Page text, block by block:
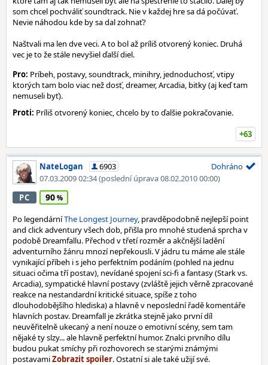
som chcel pochváliť soundtrack. Nie v každej hre sa dá počúvať.
Nevie náhodou kde by sa dal zohnať?
Naštvali ma len dve veci. A to bol až príliš otvorený koniec. Druhá
vec je to že stále nevyšiel ďalší diel.
Pro: Príbeh, postavy, soundtrack, minihry, jednoduchosť, vtipy
ktorých tam bolo viac než dosť, dreamer, Arcadia, bitky (aj keď tam
nemuseli byť).
Proti: Príliš otvorený koniec, chcelo by to ďalšie pokračovanie.
+63
NateLogan
6903
07.03.2009 02:34(poslední úprava 08.02.2010 00:00)
Dohráno
PC 90
Po legendárníThe Longest Journey, pravděpodobně nejlepší point
and click adventury všech dob, přišla pro mnohé studená sprcha v
podobě Dreamfallu. Přechod v třetí rozměr a akčnější ladění
adventurního žánru mnozí nepřekousli. V jádru tu máme ale stále
vynikající příbeh i s jeho perfektním podáním (pohled na jednu
situaci očima tří postav), nevídané spojení sci-fi a fantasy (Stark vs.
Arcadia), sympatické hlavní postavy (zvláště jejich věrně zpracované
reakce na nestandardní kritické situace, spíše z toho
dlouhodobějšího hlediska) a hlavně v neposlední řadě komentáře
hlavních postav. Dreamfall je zkrátka stejně jako první díl
neuvěřitelně ukecaný a není nouze o emotivní scény, sem tam
nějaké ty slzy... ale hlavně perfektní humor. Znalci prvního dílu
budou pukat smíchy při rozhovorech se starými známými
postavami
. Ostatní si ale také užijí své.